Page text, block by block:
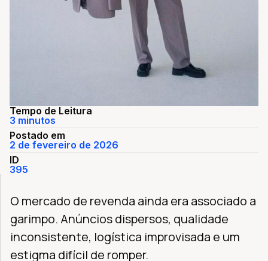
Tempo de Leitura
3 minutos
Postado em
2 de fevereiro de 2026
ID
395
O mercado de revenda ainda era associado a
garimpo. Anúncios dispersos, qualidade
inconsistente, logística improvisada e um
estigma difícil de romper.